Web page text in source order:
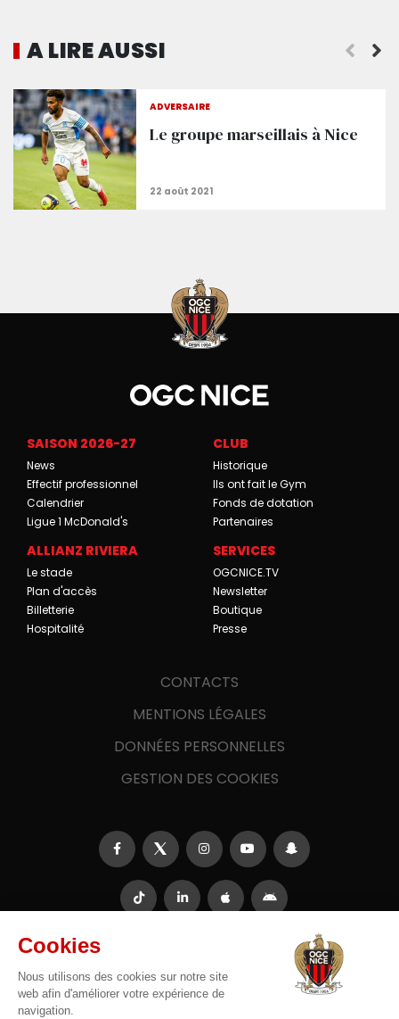
A LIRE AUSSI
ADVERSAIRE
Le groupe marseillais à Nice
Kévin Anin à la rencontre des supporters niçois !
SAISON 2026-27
News
Effectif professionnel
Calendrier
Ligue 1 McDonald's
CLUB
Historique
Ils ont fait le Gym
Fonds de dotation
Partenaires
ALLIANZ RIVIERA
Le stade
Plan d'accès
Billetterie
Hospitalité
SERVICES
OGCNICE.TV
Newsletter
Boutique
Presse
CONTACTS
MENTIONS LÉGALES
DONNÉES PERSONNELLES
GESTION DES COOKIES